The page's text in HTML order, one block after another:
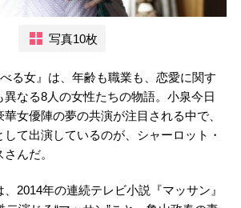
写真10枚
る女』は、年齢も職業も、恋愛に関す
異なる8人の女性たちの物語。小泉今日
女優陣の夢の共演が注目される中で、
て出演しているのが、シャーロット・
んだ。
2014年の連続テレビ小説『マッサン』